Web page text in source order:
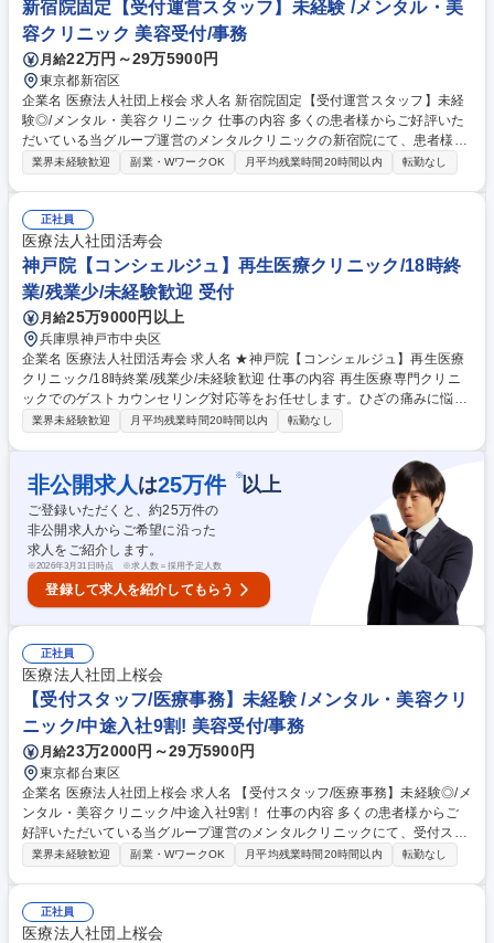
まなキャリアの道に進むことができます◎ 募集職種 池袋院固定【受付運
営スタッフ】未経験◎/メンタル・美容クリニック
新宿院固定【受付運営スタッフ】未経験 /メンタル・美
容クリニック 美容受付/事務
月給22万円～29万5900円
東京都新宿区
企業名 医療法人社団上桜会 求人名 新宿院固定【受付運営スタッフ】未経
験◎/メンタル・美容クリニック 仕事の内容 多くの患者様からご好評いた
だいている当グループ運営のメンタルクリニックの新宿院にて、患者様の
受付や問診、診察補助、精算等をお任せします。 【詳細】■問診業務(来院
師のサポート、診察室にて会話内容の記録)【キャリアパス】一定の経験
やスキルが身についてきたら、クリニックの事務長やメンバーの育成、資
格を取ってカウンセリング業務にあたるなどあなたの希望に応じてさまざ
まなキャリアの道に進むことができます◎ 募集職種 新宿院固定【受付運
営スタッフ】未経験◎/メンタル・美容クリニック
業界未経験歓迎 副業・WワークOK 月平均残業時間20時間以内 転勤なし
正社員
医療法人社団活寿会
神戸院【コンシェルジュ】再生医療クリニック/18時終
業/残業少/未経験歓迎 受付
月給25万9000円以上
兵庫県神戸市中央区
企業名 医療法人社団活寿会 求人名 ★神戸院【コンシェルジュ】再生医療
クリニック/18時終業/残業少/未経験歓迎 仕事の内容 再生医療専門クリニ
ックでのゲストカウンセリング対応等をお任せします。ひざの痛みに悩む
ゲストの不安を取り除き、これからの人生を豊かにするサポートを行いま
トカウンセリング対応、電話・メール問い合わせ対応、日報作成、会計業
務、データ管理、その他クリニック運営に関わる業務を担当していただき
ます。 【働き方】完全予約制のため残業は月5時間程度と少なく、18時ま
での勤務で仕事とプライベートの両立が可能です。 【業務内容の変更範
囲】当社の指定する業務 募集職種 ★神戸院【コンシェルジュ】再生医療
クリニック/18時終業/残業少/未経験歓迎
業界未経験歓迎 月平均残業時間20時間以内 転勤なし
非公開求人 は25万件 ※以上
ご登録いただくと、約25万件の
非公開求人からご希望に沿った
求人をご紹介します。
※2026年3月31日時点 ※求人数＝採用予定人数
登録して求人を紹介してもらう
正社員
医療法人社団上桜会
【受付スタッフ/医療事務】未経験 /メンタル・美容クリ
ニック/中途入社9割! 美容受付/事務
月給23万2000円～29万5900円
東京都台東区
企業名 医療法人社団上桜会 求人名 【受付スタッフ/医療事務】未経験◎/メ
ンタル・美容クリニック/中途入社9割！ 仕事の内容 多くの患者様からご
好評いただいている当グループ運営のメンタルクリニックにて、受付スタ
ッフとして患者様の受付や問診、診察補助、精算などを行っていただきま
る秘書業務■処方箋書類のお渡し、精算をする会計業務など【キャリア】
研修後は、会計事務/診療補助/問診事務をそれぞれ経験して頂き、ご希望
業界未経験歓迎 副業・WワークOK 月平均残業時間20時間以内 転勤なし
正社員
医療法人社団上桜会